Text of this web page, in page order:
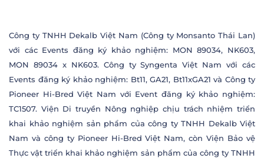
Công ty TNHH Dekalb Việt Nam (Công ty Monsanto Thái Lan)
với các Events đăng ký khảo nghiệm: MON 89034, NK603,
MON 89034 x NK603. Công ty Syngenta Việt Nam với các
Events đăng ký khảo nghiệm: Bt11, GA21, Bt11xGA21 và Công ty
Pioneer Hi-Bred Việt Nam với Event đăng ký khảo nghiệm:
TC1507. Viện Di truyền Nông nghiệp chịu trách nhiệm triển
khai khảo nghiệm sản phẩm của công ty TNHH Dekalb Việt
Nam và công ty Pioneer Hi-Bred Việt Nam, còn Viện Bảo vệ
Thực vật triển khai khảo nghiệm sản phẩm của công ty TNHH